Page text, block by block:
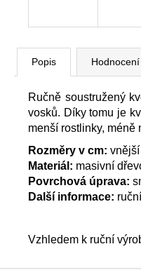
Popis Hodnocení
Ručně soustružený
vosků. Díky tomu je
menší rostlinky, méně
Rozměry v cm:
Materiál: masivní
Povrchová úprava:
Další informace:
Vzhledem k ruční